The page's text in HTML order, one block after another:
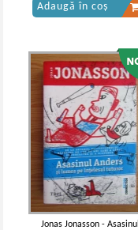
Adaugă în coș
Jonas Jonasson - Asasinul